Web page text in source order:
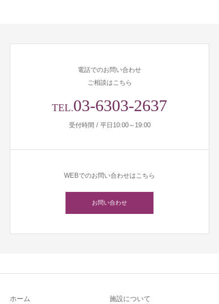
電話でのお問い合わせ
ご相談はこちら
TEL.03-6303-2637
受付時間 / 平日10:00～19:00
WEBでのお問い合わせはこちら
お問い合わせ
ホーム 施設について